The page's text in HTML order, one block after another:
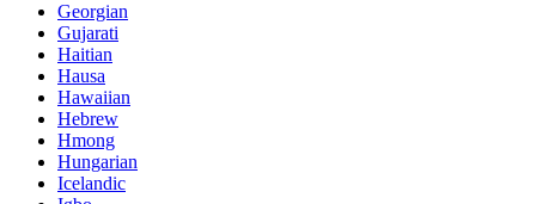
Georgian
Gujarati
Haitian
Hausa
Hawaiian
Hebrew
Hmong
Hungarian
Icelandic